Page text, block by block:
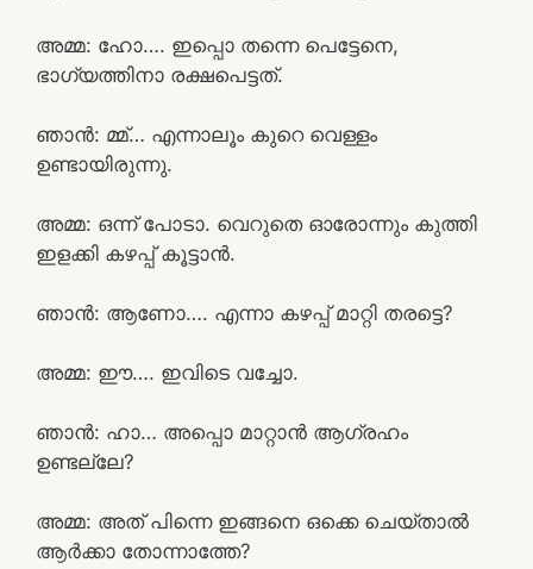
അമ്മ: ഹോ…. ഇപ്പൊ തന്നെ പെട്ടേനെ,
ഭാഗ്യത്തിനാ രക്ഷപെട്ടത്.
ഞാൻ: മ്മ്… എന്നാലൂം കുറെ വെള്ളം
ഉണ്ടായിരുന്നു.
അമ്മ: ഒന്ന് പോടാ. വെറുതെ ഓരോന്നും കുത്തി
ഇളക്കി കഴപ്പ് കൂട്ടാൻ.
ഞാൻ: ആണോ…. എന്നാ കഴപ്പ് മാറ്റി തരട്ടെ?
അമ്മ: ഈ…. ഇവിടെ വച്ചോ.
ഞാൻ: ഹാ… അപ്പൊ മാറ്റാൻ ആഗ്രഹം
ഉണ്ടല്ലേ?
അമ്മ: അത് പിന്നെ ഇങ്ങനെ ഒക്കെ ചെയ്താൽ
ആർക്കാ തോന്നാത്തേ?